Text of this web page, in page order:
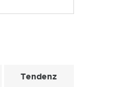
Tendenz